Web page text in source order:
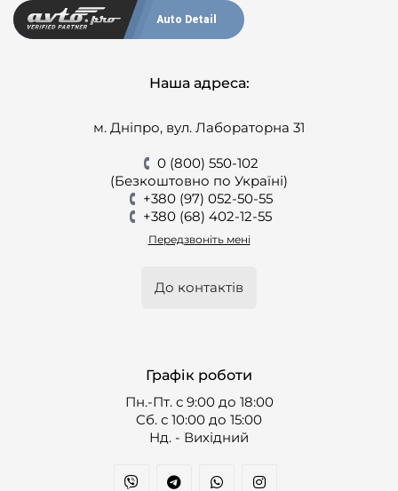
Auto Detail
Наша адреса:
м. Дніпро, вул. Лабораторна 31
0 (800) 550-102
(Безкоштовно по Україні)
+380 (97) 052-50-55
+380 (68) 402-12-55
Передзвоніть мені
До контактів
Графік роботи
Пн.-Пт. с 9:00 до 18:00
Cб. с 10:00 до 15:00
Нд. - Вихідний